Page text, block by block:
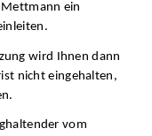
Mettmann ein
wird Ihnen dann
nicht eingehalten,
vom